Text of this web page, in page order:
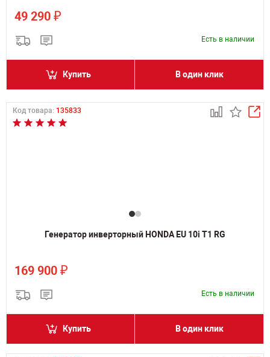
49 290 ₽
Есть в наличии
Купить В один клик
Код товара: 135833
Генератор инверторный HONDA EU 10i T1 RG
169 900 ₽
Есть в наличии
Купить В один клик